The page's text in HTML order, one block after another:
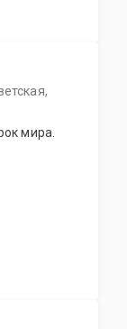
мира.